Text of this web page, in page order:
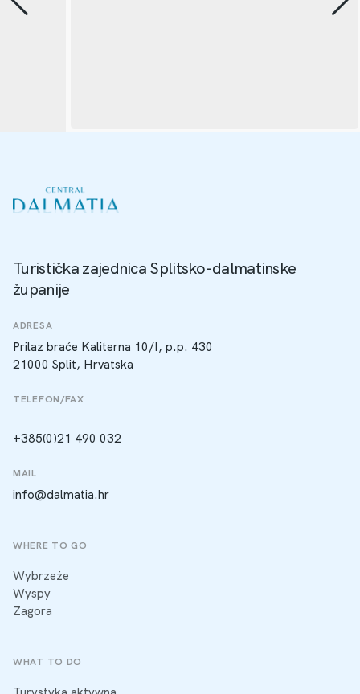
Turistička zajednica Splitsko-dalmatinske
županije
ADRESA
Prilaz braće Kaliterna 10/I, p.p. 430
21000 Split, Hrvatska
TELEFON/FAX
+385(0)21 490 032
MAIL
info@dalmatia.hr
WHERE TO GO
Wybrzeże
Wyspy
Zagora
WHAT TO DO